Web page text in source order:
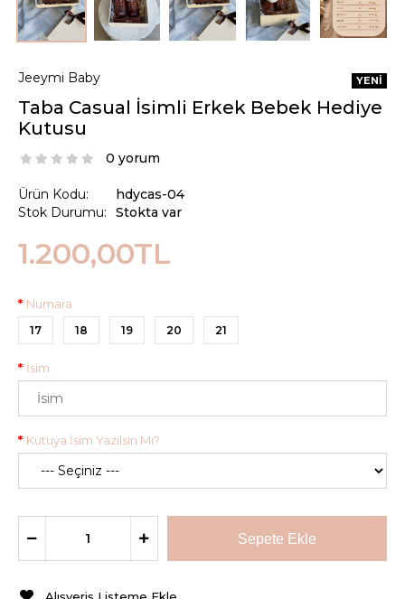
Jeeymi Baby YENI
Taba Casual İsimli Erkek Bebek Hediye
Kutusu
0 yorum
Ürün Kodu:
Stok Durumu:
hdycas-04
Stokta var
1.200,00TL
Numara
17 18 19 20 21
İsim
Kutuya İsim Yazılsın Mı?